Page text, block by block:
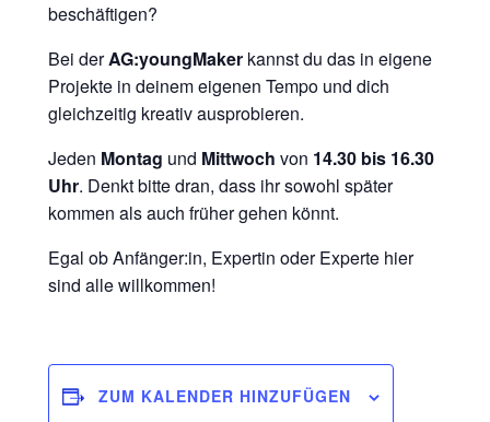
beschäftigen?
Bei derAG:youngMaker kannst du das in eigene
Projekte in deinem eigenen Tempo und dich
gleichzeitig kreativ ausprobieren.
Jeden Montag und Mittwoch von 14.30 bis 16.30
Uhr. Denkt bitte dran, dass ihr sowohl später
kommen als auch früher gehen könnt.
Egal ob Anfänger:in, Expertin oder Experte hier
sind alle willkommen!
ZUM KALENDER HINZUFÜGEN